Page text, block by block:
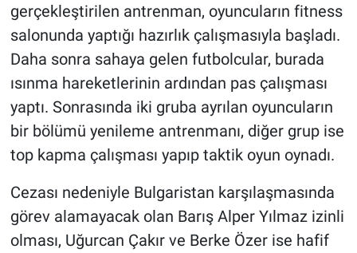
gerçekleştirilen antrenman, oyuncuların fitness
salonunda yaptığı hazırlık çalışmasıyla başladı.
Daha sonra sahaya gelen futbolcular, burada
ısınma hareketlerinin ardından pas çalışması
yaptı. Sonrasında iki gruba ayrılan oyuncuların
bir bölümü yenileme antrenmanı, diğer grup ise
top kapma çalışması yapıp taktik oyun oynadı.
Cezası nedeniyle Bulgaristan karşılaşmasında
görev alamayacak olan Barış Alper Yılmaz izinli
olması, Uğurcan Çakır ve Berke Özer ise hafif